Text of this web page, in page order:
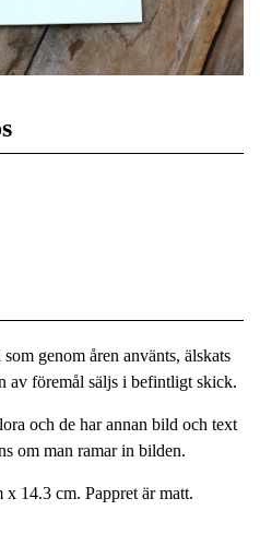
genom åren använts, älskats
av föremål säljs i befintligt skick.
och de har annan bild och text
om man ramar in bilden.
14.3 cm. Pappret är matt.